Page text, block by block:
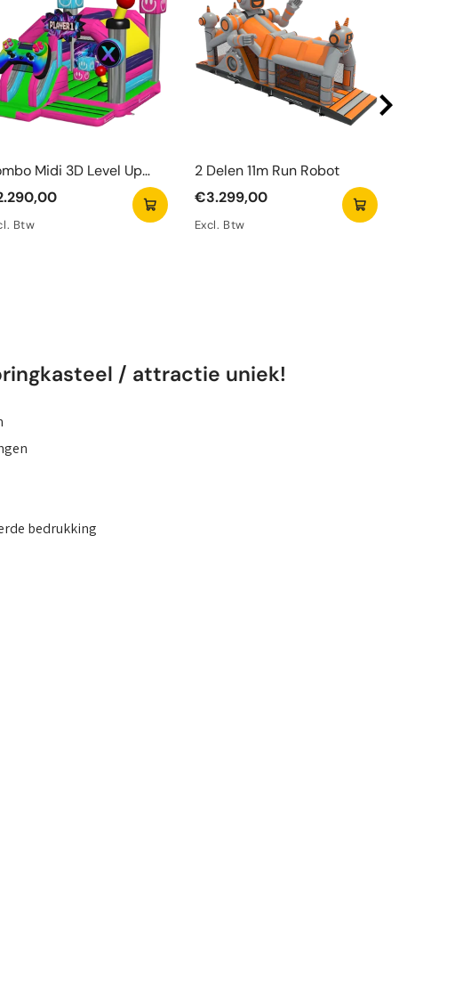
Midi 3D Level Up
Met Obstakel
Btw
2 Delen 11m Run Robot
€3.299,00
Excl. Btw
/ attractie uniek!
bedrukking